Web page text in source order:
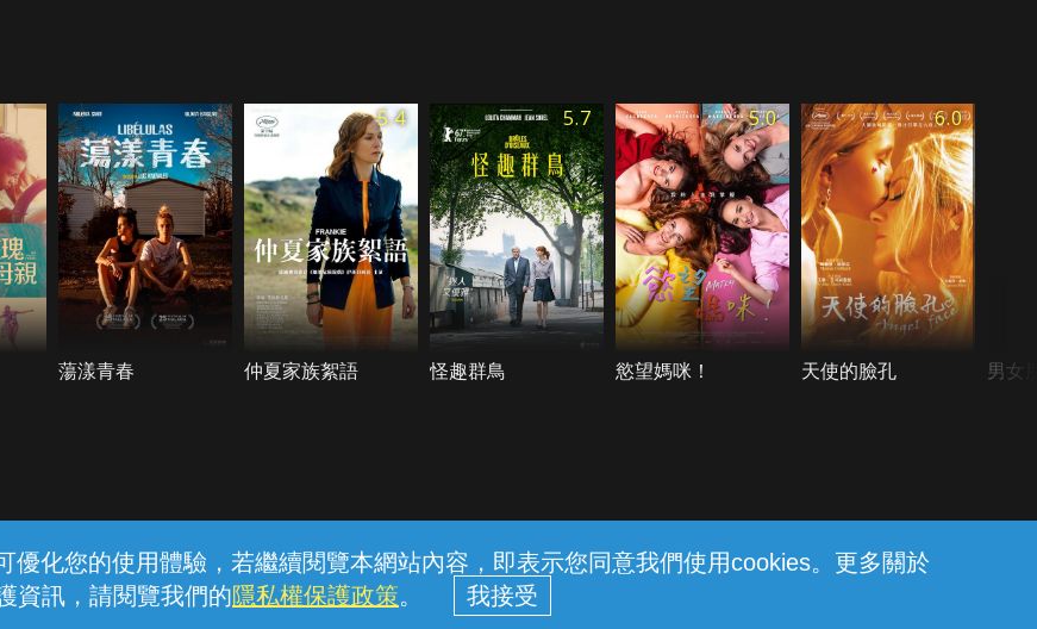
優化您的使用體驗，若繼續閱覽本網站內容，即表示您同意我們使用cookies。更多關於
資訊，請閱覽我們的隱私權保護政策。
蕩漾青春
5.4
仲夏家族絮語
5.7
怪趣群鳥
5.0
慾望媽咪！
6.0
天使的臉孔 男女
線上客服 服務條款 隱私權保護
電信股份有限公司個人家庭分公司 (統一編號：96979949) © 2026